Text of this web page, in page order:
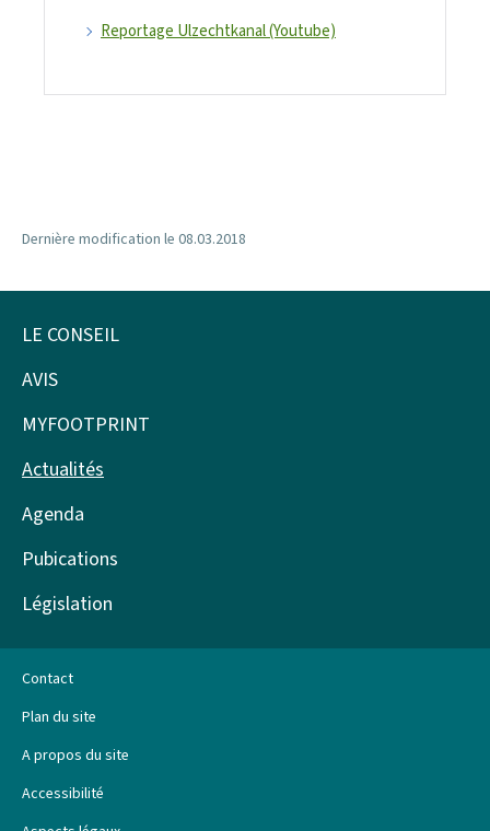
Reportage Ulzechtkanal (Youtube)
Dernière modification le 08.03.2018
Pied
de
page
LE CONSEIL
AVIS
MYFOOTPRINT
Actualités
Agenda
Pubications
Législation
Contact
Plan du site
A propos du site
Accessibilité